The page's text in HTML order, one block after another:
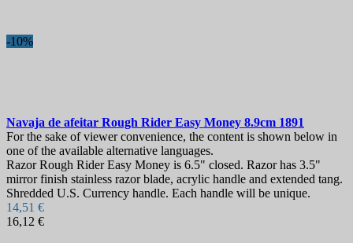
-10%
Navaja de afeitar Rough Rider Easy Money 8.9cm 1891
For the sake of viewer convenience, the content is shown below in
one of the available alternative languages.
Razor Rough Rider Easy Money is 6.5" closed. Razor has 3.5"
mirror finish stainless razor blade, acrylic handle and extended tang.
Shredded U.S. Currency handle. Each handle will be unique.
14,51 €
16,12 €